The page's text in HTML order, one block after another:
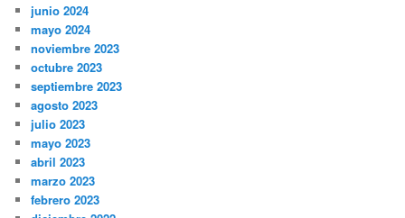
junio 2024
mayo 2024
noviembre 2023
octubre 2023
septiembre 2023
agosto 2023
julio 2023
mayo 2023
abril 2023
marzo 2023
febrero 2023